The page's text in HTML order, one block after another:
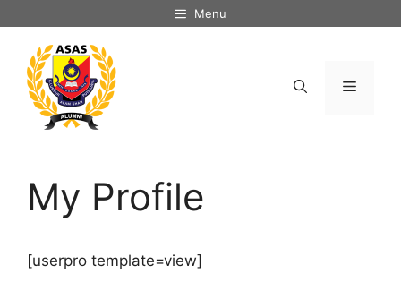
to
content
Menu
Menu
My Profile
[userpro template=view]